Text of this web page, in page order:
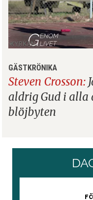
GÄSTKRÖNIKA
Steven Crosson:
aldrig Gud i alla
blöjbyten